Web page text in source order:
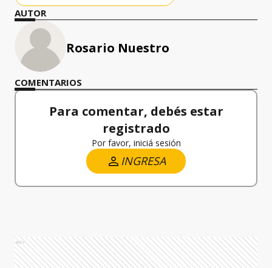
AUTOR
Rosario Nuestro
COMENTARIOS
Para comentar, debés estar
registrado
Por favor, iniciá sesión
INGRESA
Ads